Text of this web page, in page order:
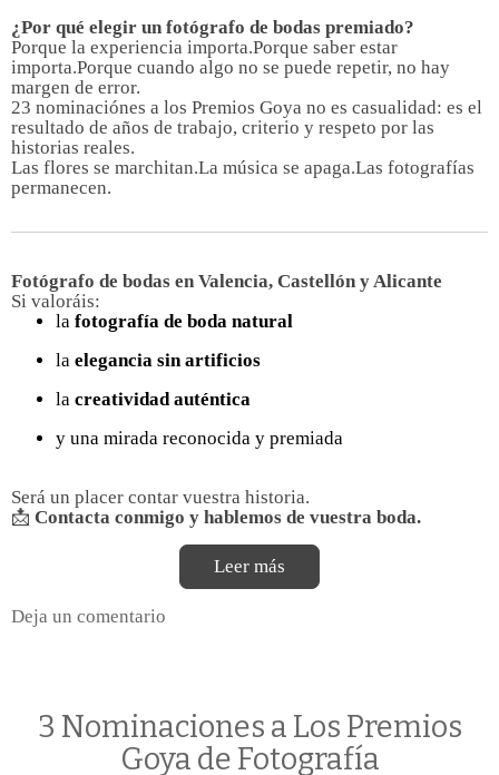
¿Por qué elegir un fotógrafo de bodas premiado?
Porque la experiencia importa.Porque saber estar
importa.Porque cuando algo no se puede repetir, no hay
margen de error.
23 nominaciónes a los Premios Goya no es casualidad: es el
resultado de años de trabajo, criterio y respeto por las
historias reales.
Las flores se marchitan.La música se apaga.Las fotografías
permanecen.
Fotógrafo de bodas en Valencia, Castellón y Alicante
Si valoráis:
la fotografía de boda natural
la elegancia sin artificios
la creatividad auténtica
y una mirada reconocida y premiada
Será un placer contar vuestra historia.
📩 Contacta conmigo y hablemos de vuestra boda.
Leer más
Deja un comentario
3 Nominaciones a Los Premios
Goya de Fotografía